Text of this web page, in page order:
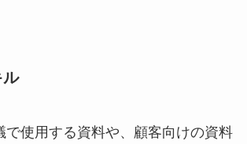
ル
で使用する資料や、顧客向けの資料